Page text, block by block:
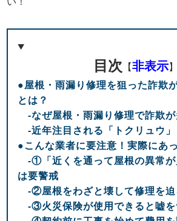
目次 【非表示】
●屋根・雨漏り修理を狙った詐欺
とは？
-なぜ屋根・雨漏り修理で詐欺が
-近年注目される「トクリュウ
●こんな業者に要注意！実際にあ
-①「近くを通って屋根の異常が
は要警戒
-②屋根をわざと壊して修理を迫
-③火災保険が使用できると嘘を